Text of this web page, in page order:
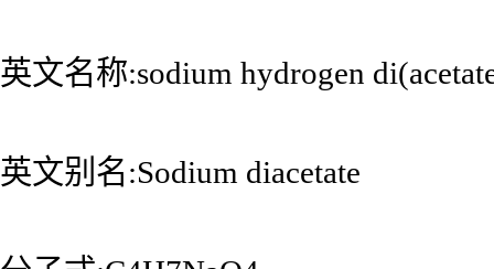
英文名称:sodium hydrogen
英文别名:Sodium diacetate